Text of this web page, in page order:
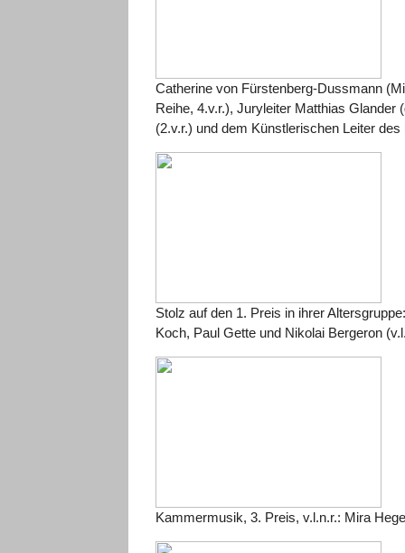
Catherine von Fürstenberg-Dussmann
Reihe, 4.v.r.), Juryleiter Matthias
(2.v.r.) und dem Künstlerischen Leiter
Stolz auf den 1. Preis in ihrer
Koch, Paul Gette und Nikolai Bergeron
Kammermusik, 3. Preis, v.l.n.r.: Mira